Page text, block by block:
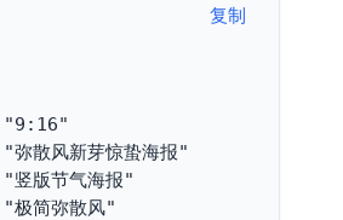
复制
"9:16"
散风新芽惊蛰海报"
版节气海报"
简弥散风"